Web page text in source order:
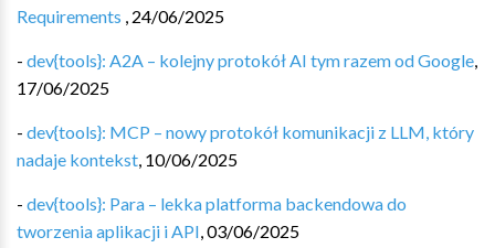
Requirements , 24/06/2025
- dev{tools}: A2A – kolejny protokół AI tym razem od Google,
17/06/2025
- dev{tools}: MCP – nowy protokół komunikacji z LLM, który
nadaje kontekst, 10/06/2025
- dev{tools}: Para – lekka platforma backendowa do
tworzenia aplikacji i API,03/06/2025